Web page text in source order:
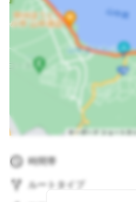
時間帯
ルートタイプ